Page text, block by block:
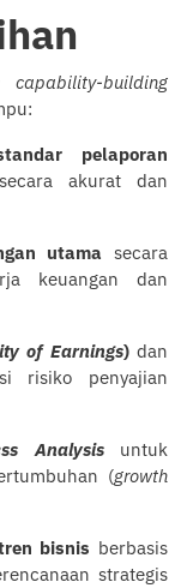
capability-building
pelaporan
akurat dan
utama secara
keuangan dan
of Earnings)dan
risiko penyajian
Analysisuntuk
(growth
bisnis berbasis
strategis